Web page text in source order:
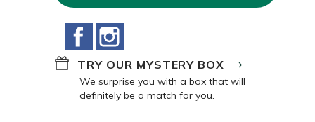
Facebook
TRY OUR MYSTERY BOX
We surprise you with a box that will
definitely be a match for you.